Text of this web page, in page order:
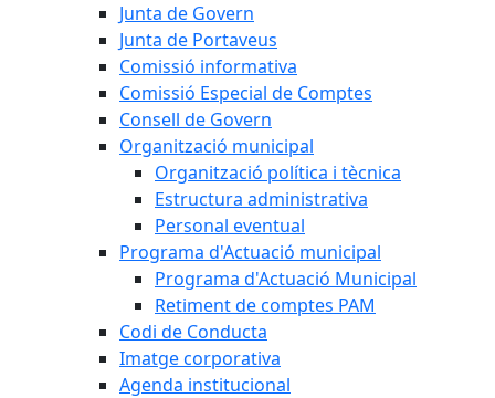
Junta de Govern
Junta de Portaveus
Comissió informativa
Comissió Especial de Comptes
Consell de Govern
Organització municipal
Organització política i tècnica
Estructura administrativa
Personal eventual
Programa d'Actuació municipal
Programa d'Actuació Municipal
Retiment de comptes PAM
Codi de Conducta
Imatge corporativa
Agenda institucional